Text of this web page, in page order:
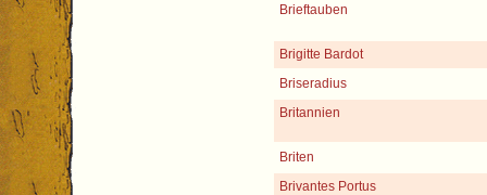
Brieftauben
Brigitte Bardot
Briseradius
Britannien
Briten
Brivantes Portus